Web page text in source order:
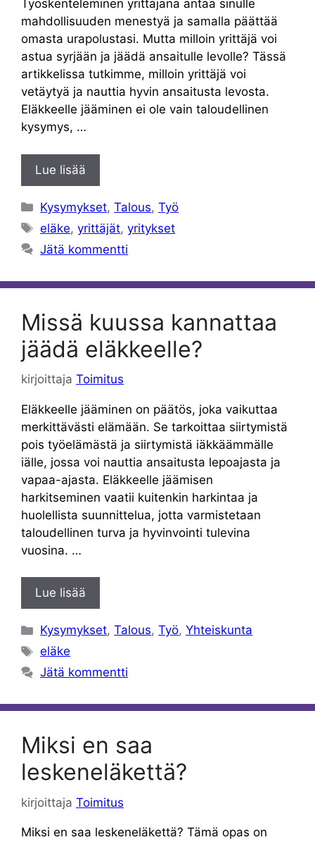
Työskenteleminen yrittäjänä antaa sinulle
mahdollisuuden menestyä ja samalla päättää
omasta urapolustasi. Mutta milloin yrittäjä voi
astua syrjään ja jäädä ansaitulle levolle? Tässä
artikkelissa tutkimme, milloin yrittäjä voi
vetäytyä ja nauttia hyvin ansaitusta levosta.
Eläkkeelle jääminen ei ole vain taloudellinen
kysymys, …
Lue lisää
Kategoriat
Kysymykset,Talous,Työ
Avainsanat
eläke,yrittäjät,yritykset
Jätä kommentti
Missä kuussa kannattaa
jäädä eläkkeelle?
kirjoittaja Toimitus
Eläkkeelle jääminen on päätös, joka vaikuttaa
merkittävästi elämään. Se tarkoittaa siirtymistä
pois työelämästä ja siirtymistä iäkkäämmälle
iälle, jossa voi nauttia ansaitusta lepoajasta ja
vapaa-ajasta. Eläkkeelle jäämisen
harkitseminen vaatii kuitenkin harkintaa ja
huolellista suunnittelua, jotta varmistetaan
taloudellinen turva ja hyvinvointi tulevina
vuosina. …
Lue lisää
Kategoriat
Kysymykset,Talous,Työ,Yhteiskunta
Avainsanat
eläke
Jätä kommentti
Miksi en saa
leskeneläkettä?
kirjoittaja Toimitus
Miksi en saa leskeneläkettä? Tämä opas on